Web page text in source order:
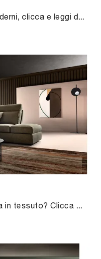
Se vuoi divani per salotti moderni, clicca e leggi di più sul modello Miky in tessuto del marchio Excò.
Cerchi salotti e divani Samoa in tessuto? Clicca e ottieni informazioni sul modello Swing Slick per spazi moderni.